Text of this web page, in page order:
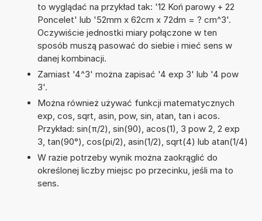
to wyglądać na przykład tak: '12 Koń parowy + 22
Poncelet' lub '52mm x 62cm x 72dm = ? cm^3'.
Oczywiście jednostki miary połączone w ten
sposób muszą pasować do siebie i mieć sens w
danej kombinacji.
Zamiast '4^3' można zapisać '4 exp 3' lub '4 pow
3'.
Można również używać funkcji matematycznych
exp, cos, sqrt, asin, pow, sin, atan, tan i acos.
Przykład: sin(π/2), sin(90), acos(1), 3 pow 2, 2 exp
3, tan(90°), cos(pi/2), asin(1/2), sqrt(4) lub atan(1/4)
W razie potrzeby wynik można zaokrąglić do
określonej liczby miejsc po przecinku, jeśli ma to
sens.